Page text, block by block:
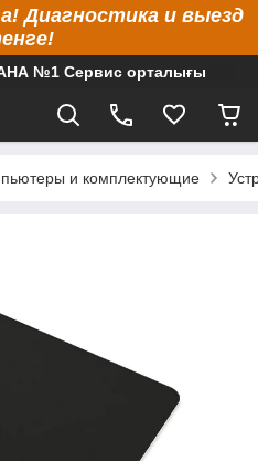
Диагностика и выезд
№1 Сервис орталығы
и комплектующие